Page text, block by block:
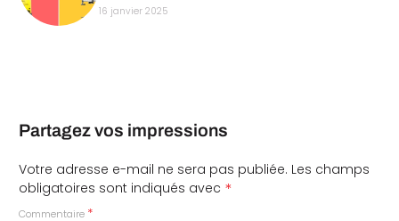
16 janvier 2025
Partagez vos impressions
Votre adresse e-mail ne sera pas publiée. Les champs
obligatoires sont indiqués avec *
Commentaire *